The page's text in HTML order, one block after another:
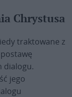
Chrystusa
traktowane z
dialogu.
jego